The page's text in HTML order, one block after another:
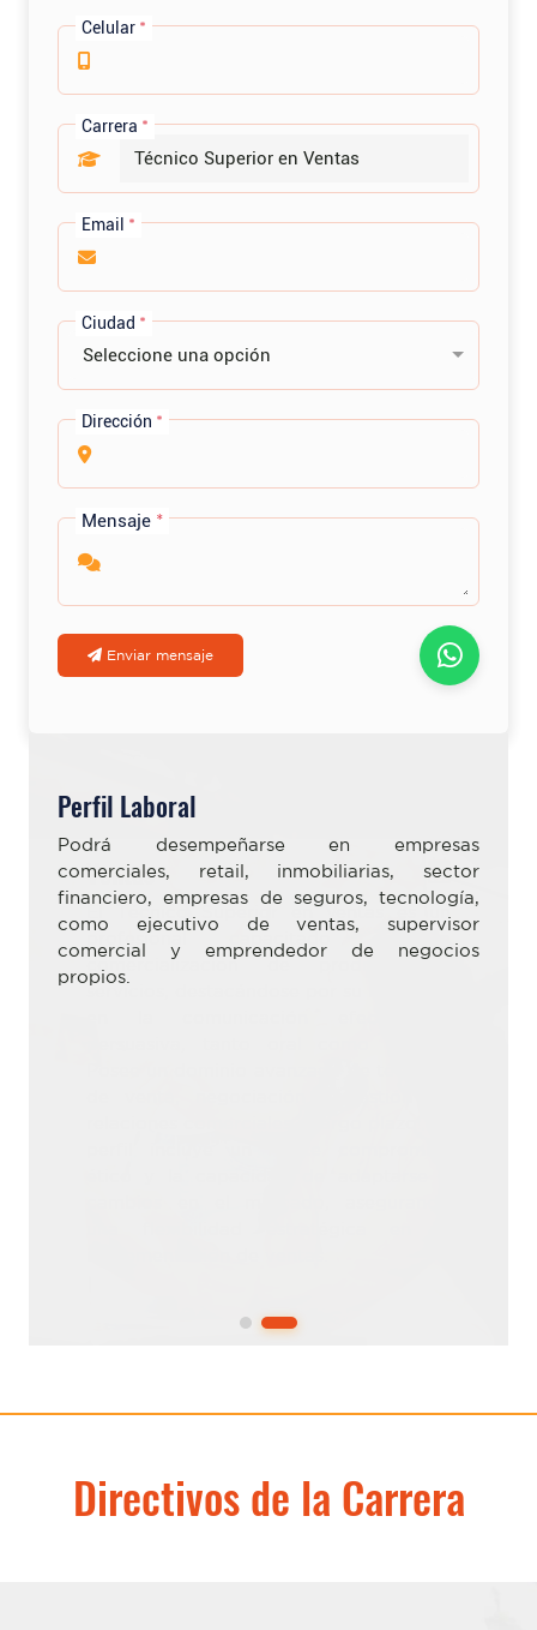
Celular *
Carrera *
Email *
Ciudad *
Seleccione una opción
Dirección *
Mensaje *
Enviar mensaje
Ventas
Perfil Laboral
Podrá desempeñarse en empresas
comerciales, retail, inmobiliarias, sector
financiero, empresas de seguros, tecnología,
como ejecutivo de ventas, supervisor
comercial y emprendedor de negocios
propios.
Directivos de la Carrera